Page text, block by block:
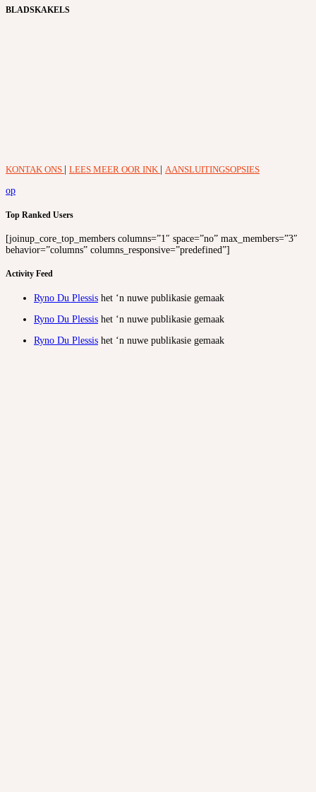
BLADSKAKELS
KONTAK ONS LEES MEER OOR INK
AANSLUITINGSOPSIES
op
Top Ranked Users
[joinup_core_top_members columns=”1″ space=”no” max_members=”3″
behavior=”columns” columns_responsive=”predefined”]
Activity Feed
Ryno Du Plessis het ‘n nuwe publikasie gemaak
Ryno Du Plessis het ‘n nuwe publikasie gemaak
Ryno Du Plessis het ‘n nuwe publikasie gemaak